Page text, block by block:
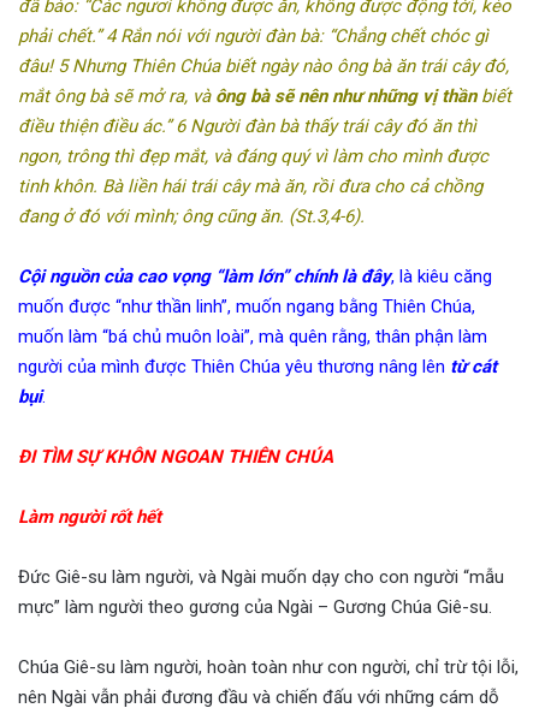
đã bảo: “Các ngươi không được ăn, không được động tới, kẻo
phải chết.” 4 Rắn nói với người đàn bà: “Chẳng chết chóc gì
đâu! 5 Nhưng Thiên Chúa biết ngày nào ông bà ăn trái cây đó,
mắt ông bà sẽ mở ra, và ông bà sẽ nên như những vị thầnbiết
điều thiện điều ác.” 6 Người đàn bà thấy trái cây đó ăn thì
ngon, trông thì đẹp mắt, và đáng quý vì làm cho mình được
tinh khôn. Bà liền hái trái cây mà ăn, rồi đưa cho cả chồng
đang ở đó với mình; ông cũng ăn. (St.3,4-6).
Cội nguồn của cao vọng “làm lớn” chính là đây, là kiêu căng
muốn được “như thần linh”, muốn ngang bằng Thiên Chúa,
muốn làm “bá chủ muôn loài”, mà quên rằng, thân phận làm
người của mình được Thiên Chúa yêu thương nâng lên từ cát
bụi.
ĐI TÌM SỰ KHÔN NGOAN THIÊN CHÚA
Làm người rốt hết
Đức Giê-su làm người, và Ngài muốn dạy cho con người “mẫu
mực” làm người theo gương của Ngài – Gương Chúa Giê-su.
Chúa Giê-su làm người, hoàn toàn như con người, chỉ trừ tội lỗi,
nên Ngài vẫn phải đương đầu và chiến đấu với những cám dỗ